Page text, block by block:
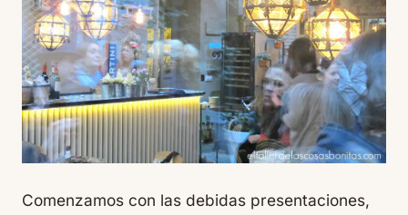
Comenzamos con las debidas presentaciones,